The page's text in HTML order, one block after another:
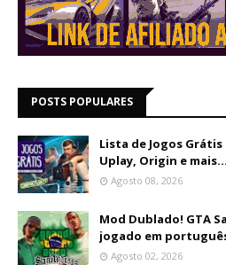
POSTS POPULARES
Lista de Jogos Grátis
Uplay, Origin e
Agosto 08, 2026
Mod Dublado! GTA
jogado em
Agosto 02, 2026